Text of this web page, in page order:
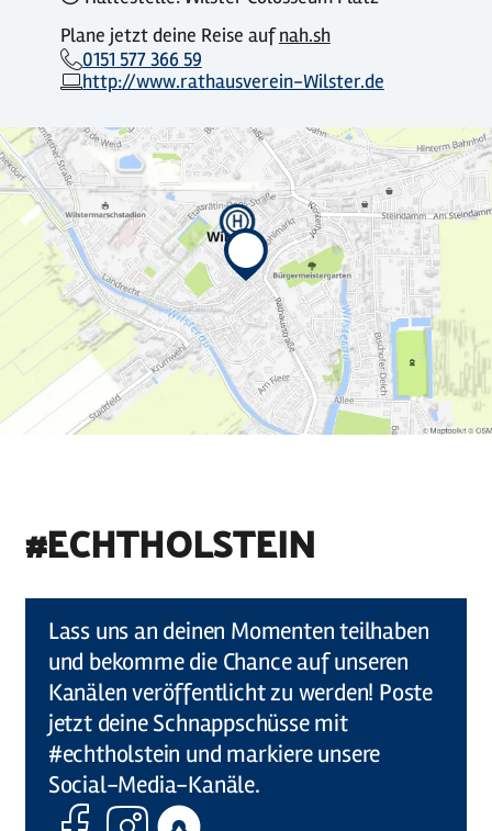
Plane jetzt deine Reise aufnah.sh
0151 577 366 59
http://www.rathausverein-Wilster.de
#ECHTHOLSTEIN
Lass uns an deinen Momenten teilhaben
und bekomme die Chance auf unseren
Kanälen veröffentlicht zu werden! Poste
jetzt deine Schnappschüsse mit
#echtholstein und markiere unsere
Social-Media-Kanäle.
FacebookInstagram
Komoot